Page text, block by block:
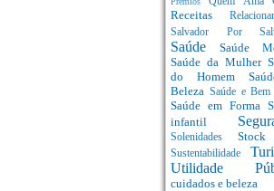
Receitas
Salvador Por
Saúde Saúde
Saúde da Mulher
do Homem
Beleza Saúde e Bem
Saúde em Forma
infantil
Solenidades
Sustentabilidade
Utilidade
cuidados e beleza